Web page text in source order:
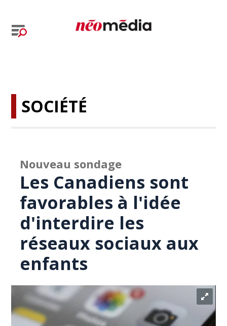
SOCIÉTÉ
Nouveau sondage
Les Canadiens sont
favorables à l'idée
d'interdire les
réseaux sociaux aux
enfants